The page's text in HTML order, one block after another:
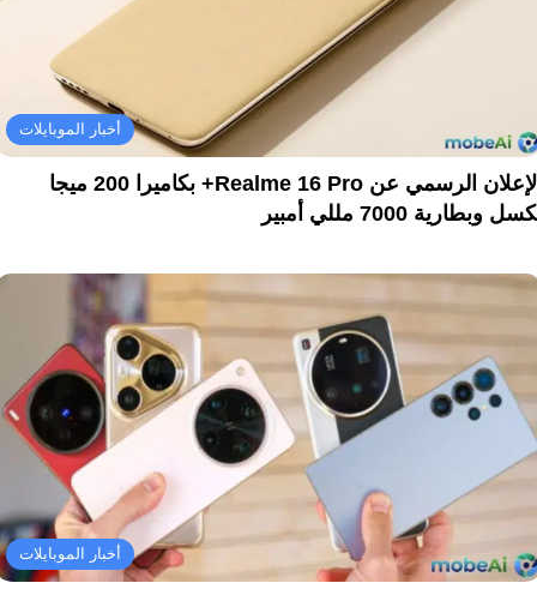
أخبار الموبايلات
الإعلان الرسمي عن Realme 16 Pro+ بكاميرا 200 ميجا
وبطارية 7000 مللي أمبير
أخبار الموبايلات